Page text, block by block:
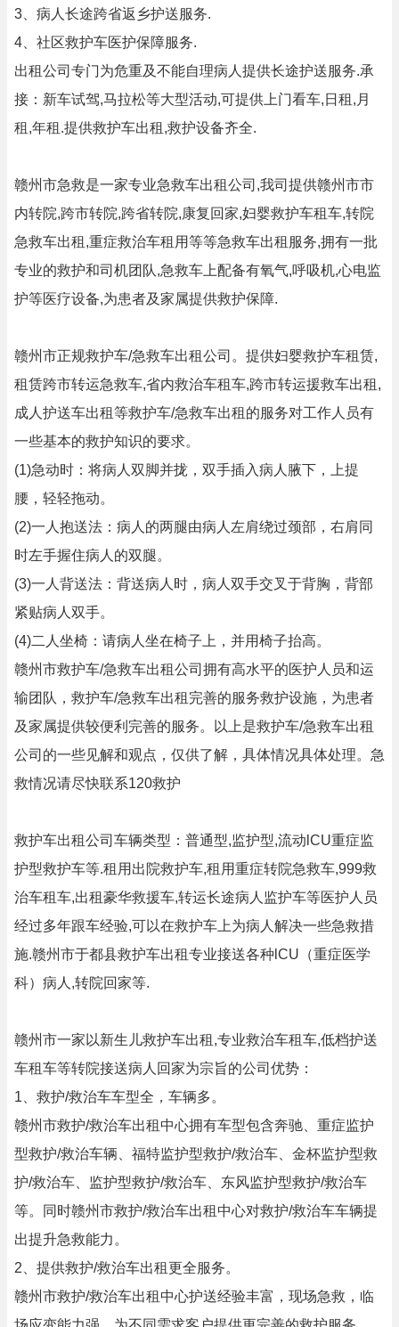
3、病人长途跨省返乡护送服务.
4、社区救护车医护保障服务.
出租公司专门为危重及不能自理病人提供长途护送服务.承
接：新车试驾,马拉松等大型活动,可提供上门看车,日租,月
租,年租.提供救护车出租,救护设备齐全.
赣州市急救是一家专业急救车出租公司,我司提供赣州市市
内转院,跨市转院,跨省转院,康复回家,妇婴救护车租车,转院
急救车出租,重症救治车租用等等急救车出租服务,拥有一批
专业的救护和司机团队,急救车上配备有氧气,呼吸机,心电监
护等医疗设备,为患者及家属提供救护保障.
赣州市正规救护车/急救车出租公司。提供妇婴救护车租赁,
租赁跨市转运急救车,省内救治车租车,跨市转运援救车出租,
成人护送车出租等救护车/急救车出租的服务对工作人员有
一些基本的救护知识的要求。
(1)急动时：将病人双脚并拢，双手插入病人腋下，上提
腰，轻轻拖动。
(2)一人抱送法：病人的两腿由病人左肩绕过颈部，右肩同
时左手握住病人的双腿。
(3)一人背送法：背送病人时，病人双手交叉于背胸，背部
紧贴病人双手。
(4)二人坐椅：请病人坐在椅子上，并用椅子抬高。
赣州市救护车/急救车出租公司拥有高水平的医护人员和运
输团队，救护车/急救车出租完善的服务救护设施，为患者
及家属提供较便利完善的服务。以上是救护车/急救车出租
公司的一些见解和观点，仅供了解，具体情况具体处理。急
救情况请尽快联系120救护
救护车出租公司车辆类型：普通型,监护型,流动lCU重症监
护型救护车等.租用出院救护车,租用重症转院急救车,999救
治车租车,出租豪华救援车,转运长途病人监护车等医护人员
经过多年跟车经验,可以在救护车上为病人解决一些急救措
施.赣州市于都县救护车出租专业接送各种lCU（重症医学
科）病人,转院回家等.
赣州市一家以新生儿救护车出租,专业救治车租车,低档护送
车租车等转院接送病人回家为宗旨的公司优势：
1、救护/救治车车型全，车辆多。
赣州市救护/救治车出租中心拥有车型包含奔驰、重症监护
型救护/救治车辆、福特监护型救护/救治车、金杯监护型救
护/救治车、监护型救护/救治车、东风监护型救护/救治车
等。同时赣州市救护/救治车出租中心对救护/救治车车辆提
出提升急救能力。
2、提供救护/救治车出租更全服务。
赣州市救护/救治车出租中心护送经验丰富，现场急救，临